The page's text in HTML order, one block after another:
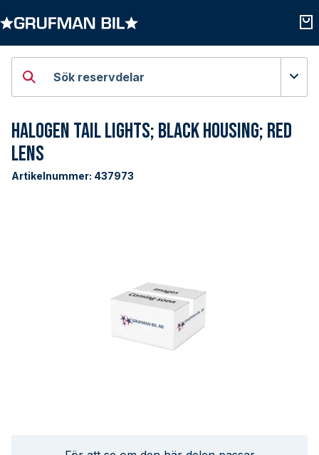
Sök reservdelar
Halogen Tail Lights; Black Housing; Red
Lens
Artikelnummer: 437973